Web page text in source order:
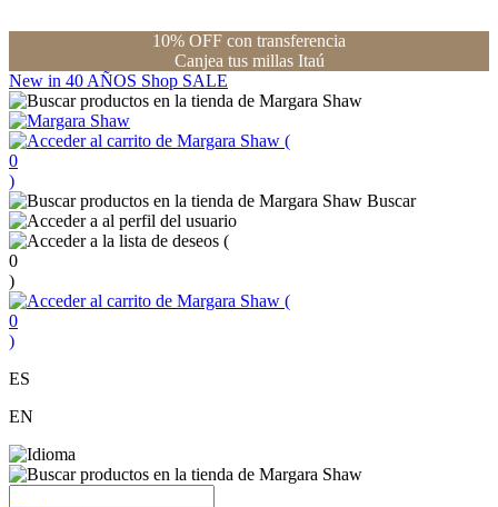
10% OFF con transferencia
Canjea tus millas Itaú
New in 40 AÑOS Shop SALE
(
0
)
Buscar
(
0
)
(
0
)
ES
EN